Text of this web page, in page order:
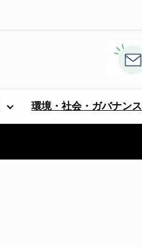
環境・社会・ガバナンス